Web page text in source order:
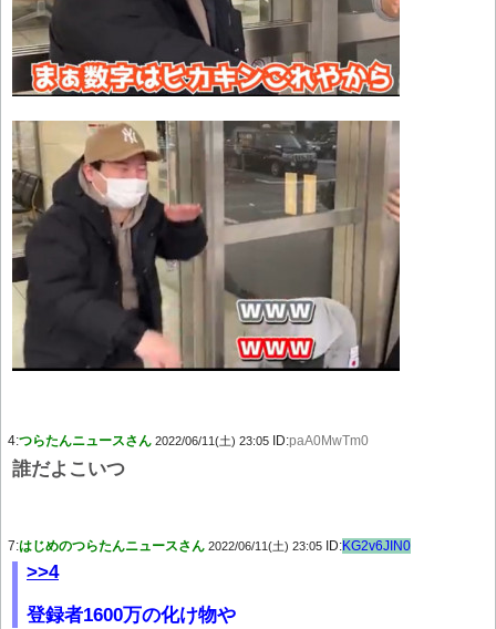
4:つらたんニュースさん 2022/06/11(土) 23:05 ID:paA0MwTm0
誰だよこいつ
7:はじめのつらたんニュースさん 2022/06/11(土) 23:05 ID:KG2v6JIN0
>>4
登録者1600万の化け物や